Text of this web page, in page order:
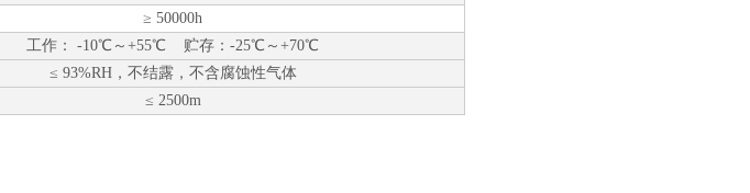
≥ 50000h
工作： -10℃～+55℃ 贮存 ： -25℃～+70℃
≤ 93%RH，不结露，不含腐蚀性气体
≤ 2500m